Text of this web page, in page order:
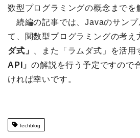
数型プログラミングの概念までを
続編の記事では、Javaのサンプ
て、関数型プログラミングの考え
ダ式」
、また「ラムダ式」を活用
API」の解説を行う予定ですので
ければ幸いです。
Techblog